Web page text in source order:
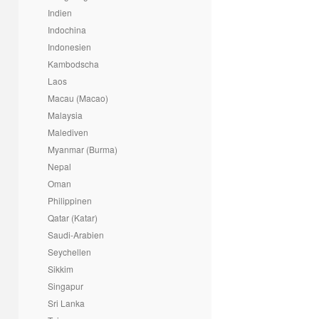
Indien
Indochina
Indonesien
Kambodscha
Laos
Macau (Macao)
Malaysia
Malediven
Myanmar (Burma)
Nepal
Oman
Philippinen
Qatar (Katar)
Saudi-Arabien
Seychellen
Sikkim
Singapur
Sri Lanka